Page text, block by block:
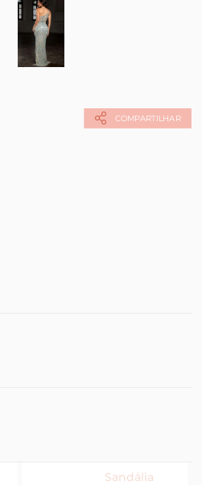
COMPARTILHAR
Sandália